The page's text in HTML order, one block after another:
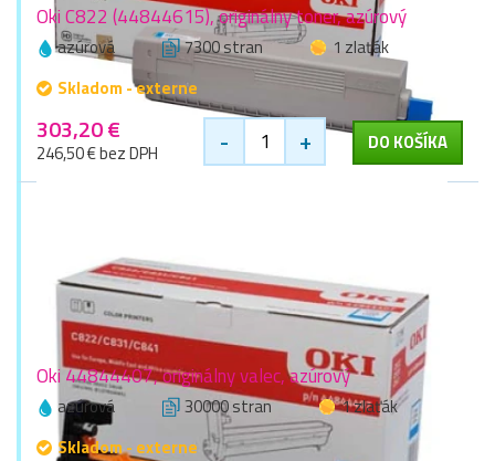
Oki C822 (44844615), originálny toner, azúrový
azúrová 7300 stran
1 zlaťák
Skladom - externe
303,20 €
246,50 € bez DPH - + DO KOŠÍKA
Oki 44844407, originálny valec, azúrový
azúrová 30000 stran
1 zlaťák
Skladom - externe